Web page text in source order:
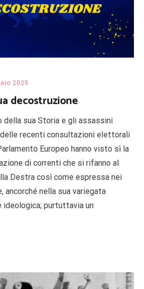
2025
decostruzione
della sua Storia e gli assassini
recenti consultazioni elettorali
Europeo hanno visto sì la
di correnti che si rifanno al
Destra così come espressa nei
ancorché nella sua variegata
ideologica; purtuttavia un